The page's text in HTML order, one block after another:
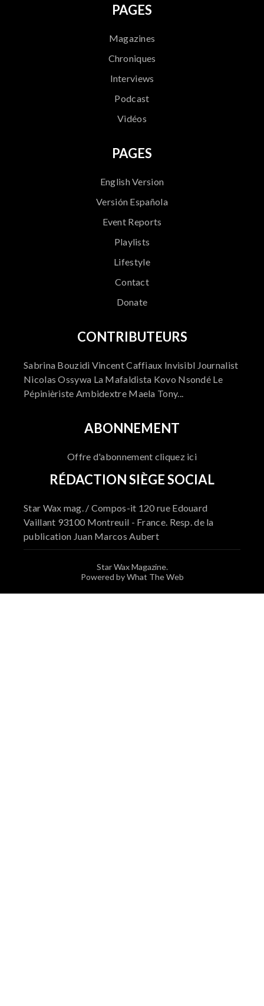
PAGES
Magazines
Chroniques
Interviews
Podcast
Vidéos
PAGES
English Version
Versión Española
Event Reports
Playlists
Lifestyle
Contact
Donate
CONTRIBUTEURS
Sabrina Bouzidi Vincent Caffiaux Invisibl Journalist
Nicolas Ossywa La Mafaldista Kovo Nsondé Le
Pépinièriste Ambidextre Maela Tony...
ABONNEMENT
Offre d'abonnement cliquez ici
RÉDACTION SIÈGE SOCIAL
Star Wax mag. / Compos-it 120 rue Edouard
Vaillant 93100 Montreuil - France. Resp. de la
publication Juan Marcos Aubert
Star Wax Magazine.
Powered by What The Web